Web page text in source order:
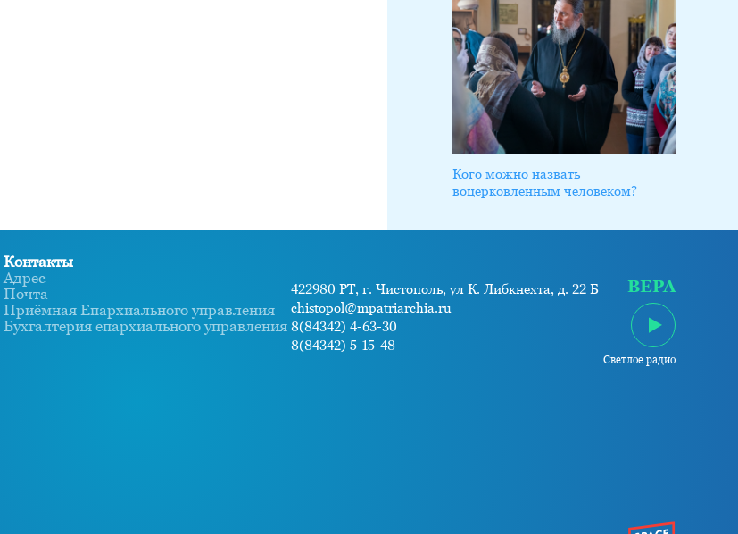
Кого можно назвать
воцерковленным человеком?
Контакты
Адрес
Почта
Приёмная Епархиального управления
Бухгалтерия епархиального управления
422980 РТ, г. Чистополь, ул К. Либкнехта, д. 22 Б
chistopol@mpatriarchia.ru
8(84342) 4-63-30
8(84342) 5-15-48
ВЕРА
Светлое радио